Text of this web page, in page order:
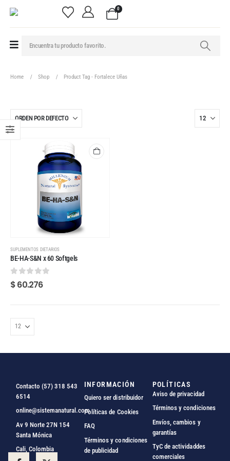
0
Home Shop Product Tag - Fortalece Uñas
SUPLEMENTOS DIETARIOS
BE-HA-S&N x 60 Softgels
0 out of 5
$60.276
Contacto (57) 318 543
6514
online@sistemanatural.com
Av 9 Norte 27N 154
Santa Mónica
Cali, Colombia
INFORMACIÓN
Quiero ser distribuidor
Políticas de Cookies
FAQ
Términos y condiciones
de publicidad
POLÍTICAS
Aviso de privacidad
Términos y condiciones
Envíos, cambios y
garantías
TyC de actividaddes
comerciales